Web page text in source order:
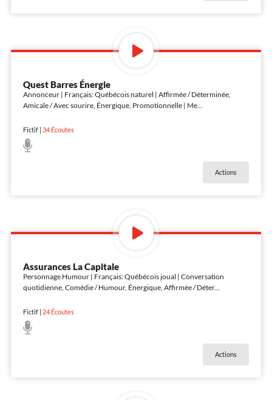
Quest Barres Énergie
Annonceur | Français: Québécois naturel | Affirmée / Déterminée,
Amicale / Avec sourire, Énergique, Promotionnelle | Me...
Fictif| 34Écoutes
Actions
Assurances La Capitale
Personnage Humour | Français: Québécois joual | Conversation
quotidienne, Comédie / Humour, Énergique, Affirmée / Déter...
Fictif| 24Écoutes
Actions